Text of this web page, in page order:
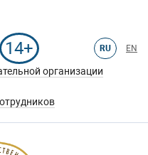
14+ RU EN
организации